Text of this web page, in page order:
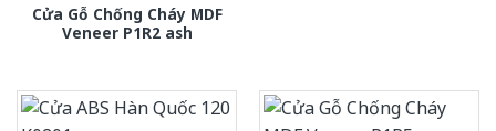
Cửa Gỗ Chống Cháy MDF
Veneer P1R2 ash